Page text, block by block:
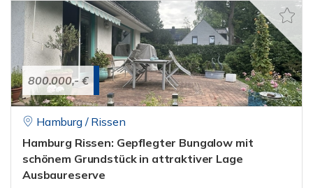
800.000,- €
Hamburg / Rissen
Hamburg Rissen: Gepflegter Bungalow mit
schönem Grundstück in attraktiver Lage
Ausbaureserve